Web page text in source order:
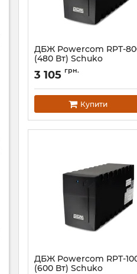
ДБЖ Powercom RPT-
(480 Вт) Schuko
Артикул: 00210190
3 105 грн.
Купити
ДБЖ Powercom RPT-
(600 Вт) Schuko